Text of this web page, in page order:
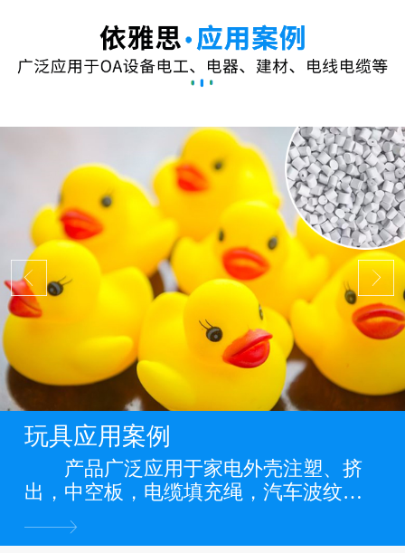
玩具应用案例
产品广泛应用于家电外壳注塑、挤
出，中空板，电缆填充绳，汽车波纹
管，缠绕管，电力管道，PP管，PP板
材，PP片材，PP膜等各类PP料阻燃制品